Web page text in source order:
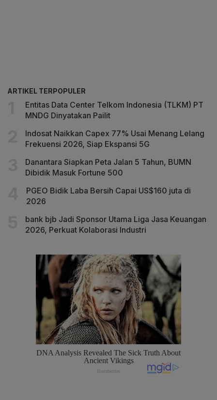
ARTIKEL TERPOPULER
Entitas Data Center Telkom Indonesia (TLKM) PT
MNDG Dinyatakan Pailit
Indosat Naikkan Capex 77% Usai Menang Lelang
Frekuensi 2026, Siap Ekspansi 5G
Danantara Siapkan Peta Jalan 5 Tahun, BUMN
Dibidik Masuk Fortune 500
PGEO Bidik Laba Bersih Capai US$160 juta di
2026
bank bjb Jadi Sponsor Utama Liga Jasa Keuangan
2026, Perkuat Kolaborasi Industri